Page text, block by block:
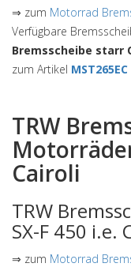
⇒ zum Motorrad
Verfügbare
Bremsscheibe starr
zum Artikel MST265EC
TRW
Cairoli
TRW
SX-F 450 i.e.
⇒ zum Motorrad